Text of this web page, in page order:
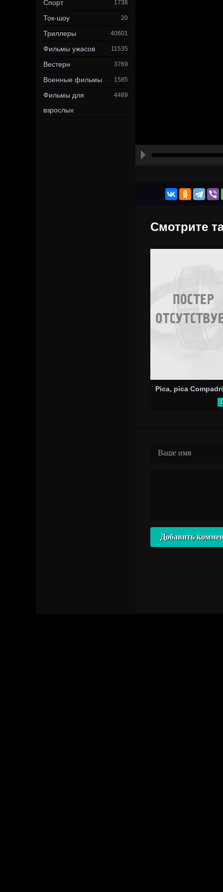
Спорт 1738
Ток-шоу 20
Триллеры 40601
Фильмы ужасов 11535
Вестерн 3769
Военные фильмы 1585
Фильмы для
взрослых
4489
Смотрите
Pica, pica
Добавить